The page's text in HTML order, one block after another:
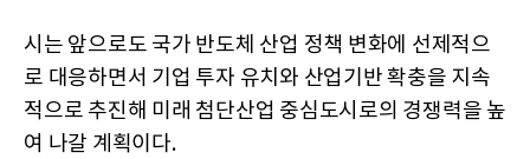
시는 앞으로도 국가 반도체 산업 정책 변화에 선제적으
로 대응하면서 기업 투자 유치와 산업기반 확충을 지속
적으로 추진해 미래 첨단산업 중심도시로의 경쟁력을 높
여 나갈 계획이다.